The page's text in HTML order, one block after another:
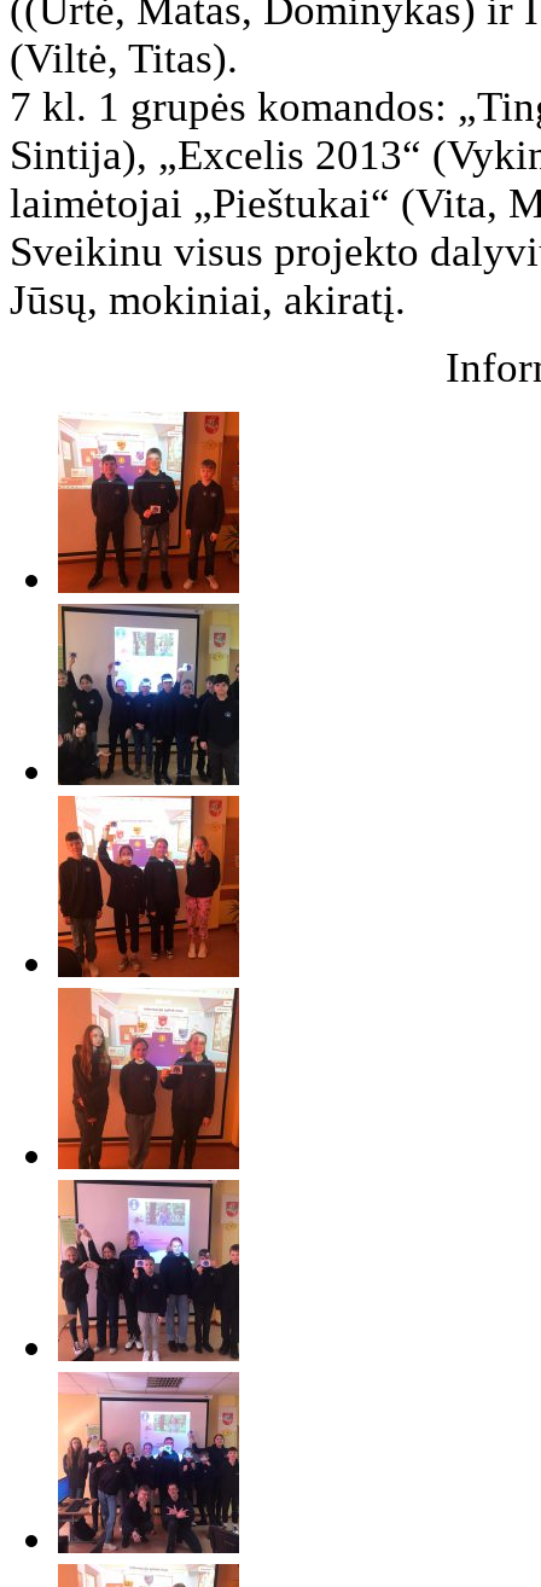
((Urtė, Matas, Dominykas) ir
(Viltė, Titas).
7 kl. 1 grupės komandos:
Sintija), „Excelis 2013“
laimėtojai „Pieštukai“ (Vita,
Sveikinu visus projekto
Jūsų, mokiniai, akiratį.